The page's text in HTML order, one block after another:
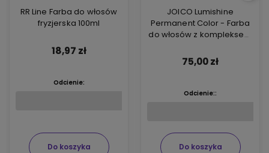
RR Line Farba do włosów
fryzjerska 100ml
18,97 zł
Do koszyka
Odcienie:
JOICO Lumishine
Permanent Color - Farba
do włosów z kompleksem
włosy 74ml
75,00 zł
Do koszyka
Odcienie::